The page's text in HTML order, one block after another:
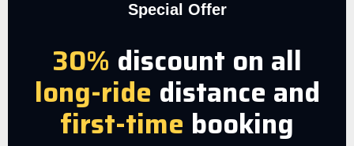
Special Offer
30% discount on all
long-ride distance and
first-time booking